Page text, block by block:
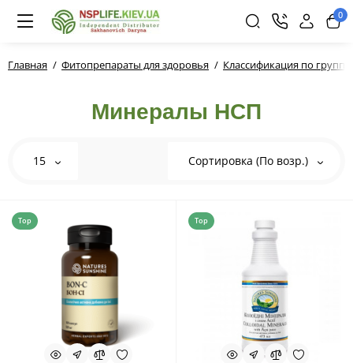
0
Главная Фитопрепараты для здоровья Классификация по
Минералы НСП
15 Сортировка (По возр.)
Top Top